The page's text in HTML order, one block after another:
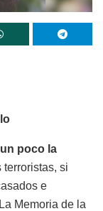
poco la
terroristas, si
e
Memoria de la